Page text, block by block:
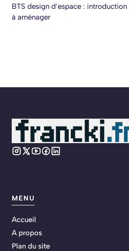
BTS design d’espace :
à aménager
MENU
Accueil
A propos
Plan du site